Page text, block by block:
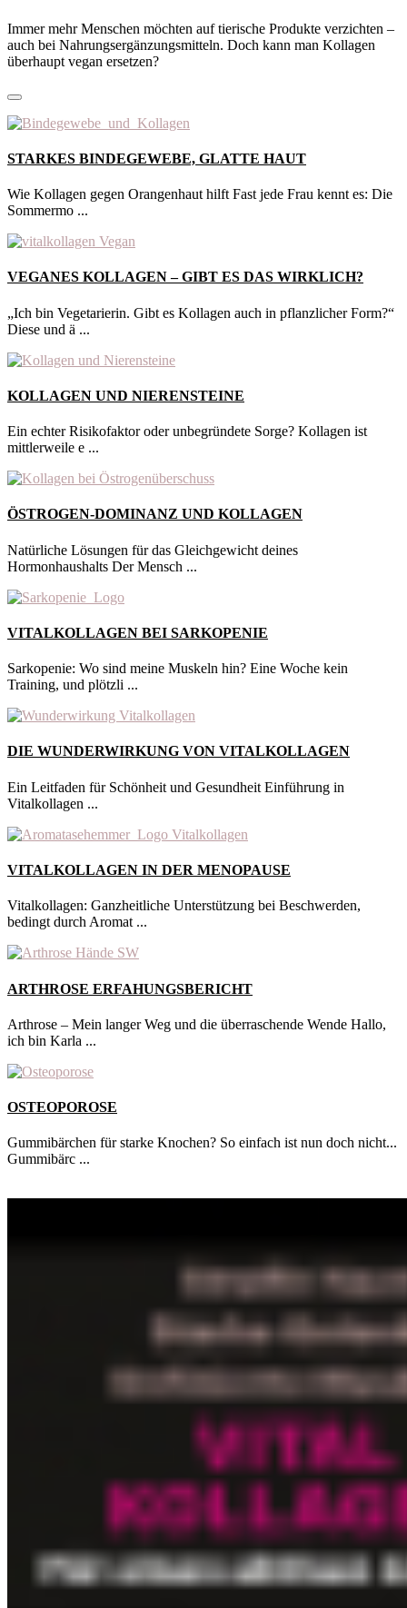
Immer mehr Menschen möchten auf tierische Produkte verzichten –
auch bei Nahrungsergänzungsmitteln. Doch kann man Kollagen
überhaupt vegan ersetzen?
STARKES BINDEGEWEBE, GLATTE HAUT
Wie Kollagen gegen Orangenhaut hilft Fast jede Frau kennt es: Die
Sommermo ...
VEGANES KOLLAGEN – GIBT ES DAS WIRKLICH?
„Ich bin Vegetarierin. Gibt es Kollagen auch in pflanzlicher Form?“
Diese und ä ...
KOLLAGEN UND NIERENSTEINE
Ein echter Risikofaktor oder unbegründete Sorge? Kollagen ist
mittlerweile e ...
ÖSTROGEN-DOMINANZ UND KOLLAGEN
Natürliche Lösungen für das Gleichgewicht deines
Hormonhaushalts Der Mensch ...
VITALKOLLAGEN BEI SARKOPENIE
Sarkopenie: Wo sind meine Muskeln hin? Eine Woche kein
Training, und plötzli ...
DIE WUNDERWIRKUNG VON VITALKOLLAGEN
Ein Leitfaden für Schönheit und Gesundheit Einführung in
Vitalkollagen ...
VITALKOLLAGEN IN DER MENOPAUSE
Vitalkollagen: Ganzheitliche Unterstützung bei Beschwerden,
bedingt durch Aromat ...
ARTHROSE ERFAHUNGSBERICHT
Arthrose – Mein langer Weg und die überraschende Wende Hallo,
ich bin Karla ...
OSTEOPOROSE
Gummibärchen für starke Knochen? So einfach ist nun doch nicht...
Gummibärc ...